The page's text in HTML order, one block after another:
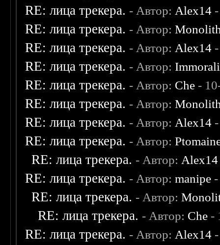
RE: лица трекера. - Автор: Alex14
RE: лица трекера. - Автор:
RE: лица трекера. - Автор: Alex14
RE: лица трекера. - Автор:
RE: лица трекера. - Автор: Che -
RE: лица трекера. - Автор:
RE: лица трекера. - Автор: Alex14
RE: лица трекера. - Автор:
RE: лица трекера. - Автор: Alex14
RE: лица трекера. - Автор:manipe
RE: лица трекера. - Автор:
RE: лица трекера. - Автор: Che -
RE: лица трекера. - Автор: Alex14